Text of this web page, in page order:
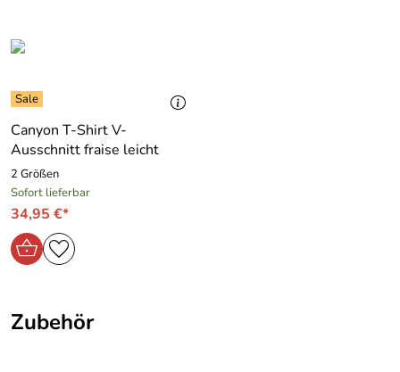
Gr. M : ca. Gr. 38
Gr. L : ca. Gr. 40
Gr. XXL: ca. Gr. 44
Farbe: blau - used Look
Material: 95 % Baumwolle, 5 % Elasthan
Maschinenwäsche : 30 Grad
Canyon T-Shirt V-
Ausschnitt fraise leicht
2 Größen
Sofort lieferbar
34,95 €*
Zubehör